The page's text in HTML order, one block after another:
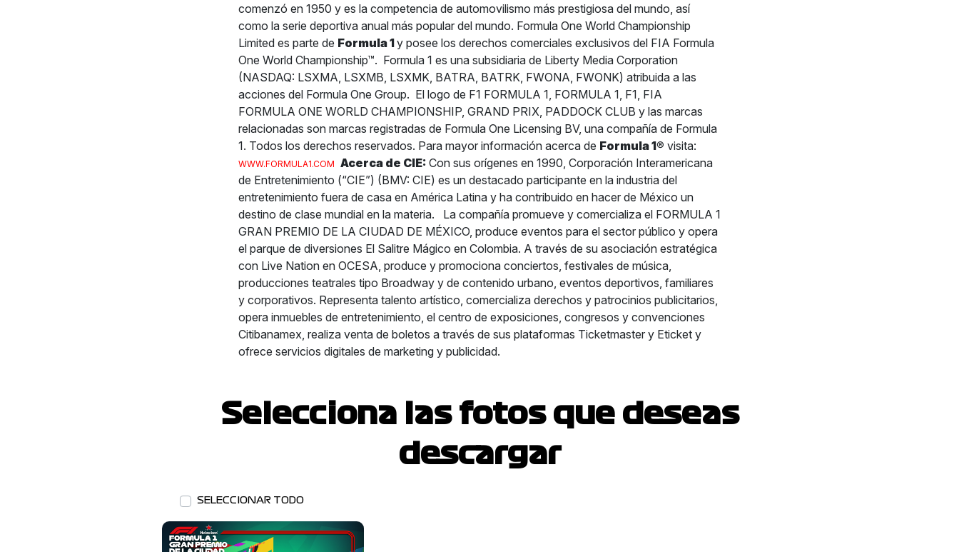
comenzó en 1950 y es la competencia de automovilismo más prestigiosa del mundo, así
como la serie deportiva anual más popular del mundo. Formula One World Championship
Limited es parte de Formula 1y posee los derechos comerciales exclusivos del FIA Formula
One World Championship™. Formula 1 es una subsidiaria de Liberty Media Corporation
(NASDAQ: LSXMA, LSXMB, LSXMK, BATRA, BATRK, FWONA, FWONK) atribuida a las
acciones del Formula One Group. El logo de F1 FORMULA 1, FORMULA 1, F1, FIA
FORMULA ONE WORLD CHAMPIONSHIP, GRAND PRIX, PADDOCK CLUB y las marcas
relacionadas son marcas registradas de Formula One Licensing BV, una compañía de Formula
1. Todos los derechos reservados. Para mayor información acerca de Formula 1® visita:
WWW.FORMULA1.COM Acerca de CIE: Con sus orígenes en 1990, Corporación Interamericana
de Entretenimiento (“CIE”) (BMV: CIE) es un destacado participante en la industria del
entretenimiento fuera de casa en América Latina y ha contribuido en hacer de México un
destino de clase mundial en la materia.
La compañía promueve y comercializa el FORMULA 1
GRAN PREMIO DE LA CIUDAD DE MÉXICO, produce eventos para el sector público y opera
el parque de diversiones El Salitre Mágico en Colombia. A través de su asociación estratégica
con Live Nation en OCESA, produce y promociona conciertos, festivales de música,
producciones teatrales tipo Broadway y de contenido urbano, eventos deportivos, familiares
y corporativos. Representa talento artístico, comercializa derechos y patrocinios publicitarios,
opera inmuebles de entretenimiento, el centro de exposiciones, congresos y convenciones
Citibanamex, realiza venta de boletos a través de sus plataformas Ticketmaster y Eticket y
ofrece servicios digitales de marketing y publicidad.
Selecciona las fotos que deseas
descargar
SELECCIONAR TODO